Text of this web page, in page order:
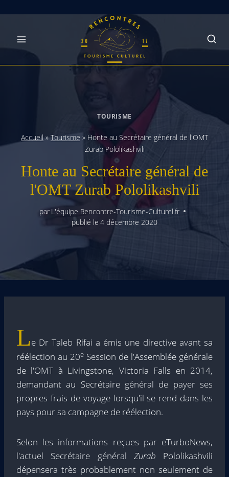
content
TOURISME
Accueil»Tourisme » Honte au Secrétaire général de l'OMT
Zurab Pololikashvili
Honte au Secrétaire général de
l'OMT Zurab Pololikashvili
par L'équipe Rencontre-Tourisme-Culturel.fr
publié le 4 décembre 2020
Le Dr Taleb Rifai a émis une directive avant sa
réélection au 20e Session de l'Assemblée générale
de l'OMT à Livingstone, Victoria Falls en 2014,
demandant au Secrétaire général de payer ses
propres frais de voyage lorsqu'il se rend dans les
pays pour sa campagne de réélection.
Selon les informations reçues par eTurboNews,
l'actuel Secrétaire général Zurab Pololikashvili
dépensera très probablement non seulement de